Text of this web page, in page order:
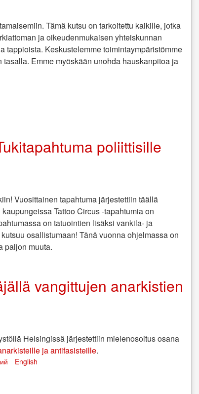
Tämä kutsu on tarkoitettu kaikille, jotka
ja oikeudenmukaisen yhteiskunnan
tappioista. Keskustelemme toimintaympäristömme
Emme myöskään unohda hauskanpitoa ja
poliittisille
Vuosittainen tapahtuma järjestettiin täällä
Tattoo Circus -tapahtumia on
on tatuointien lisäksi vankila- ja
osallistumaan! Tänä vuonna ohjelmassa on
paljon muuta.
vangittujen anarkistien
Helsingissä järjestettiin mielenosoitus osana
ja antifasisteille.
English